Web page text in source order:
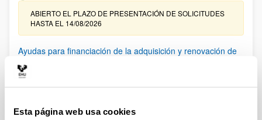
Esta página web usa cookies
ABIERTO EL PLAZO DE PRESENTACIÓN DE SOLICITUDES
HASTA EL 14/08/2026
Ayudas para financiación de la adquisición y renovación de
infraestructura científica y fondos bibliográficos en la
UPV/EHU 2026
Trámite abierto
25/03/2026: Corrección de errores del listado provisional de
solicitudes admitidas y excluidas. 23/03/2026: Relación